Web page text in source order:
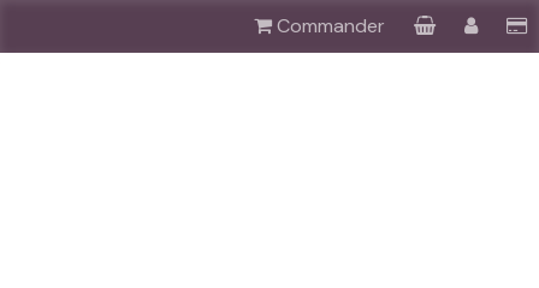
Commander